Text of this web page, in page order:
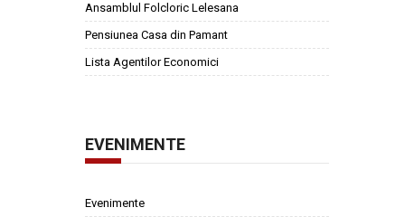
Ansamblul Folcloric Lelesana
Pensiunea Casa din Pamant
Lista Agentilor Economici
EVENIMENTE
Evenimente